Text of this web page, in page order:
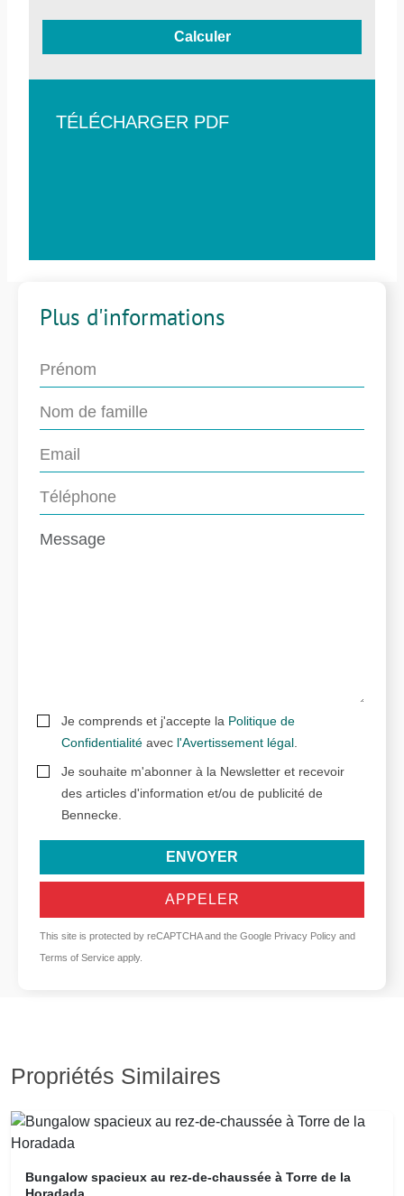
Calculer
TÉLÉCHARGER PDF
Plus d'informations
Je comprends et j'accepte la Politique de
Confidentialité avec l'Avertissement légal
Je souhaite m'abonner à la Newsletter et recevoir
des articles d'information et/ou de publicité de
Bennecke.
ENVOYER
APPELER
This site is protected by reCAPTCHA and the Google Privacy Policy and
Terms of Service apply.
Propriétés Similaires
Bungalow spacieux au rez-de-chaussée à Torre de la